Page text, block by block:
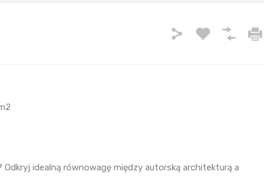
idealną równowagę między autorską architekturą a